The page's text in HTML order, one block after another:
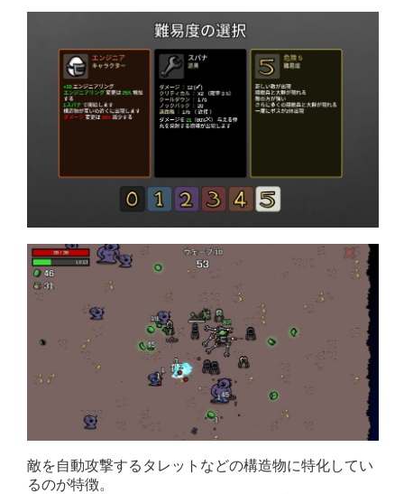
敵を自動攻撃するタレットなどの構造物に特化してい
るのが特徴。